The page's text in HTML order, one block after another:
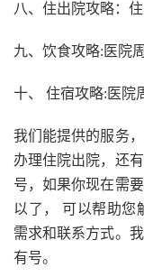
八、住出院攻略：
九、饮食攻略:医院
十、 住宿攻略:医院
我们能提供的服务
办理住院出院，还
号，如果你现在需
以了， 可以帮助您
需求和联系方式。
有号。